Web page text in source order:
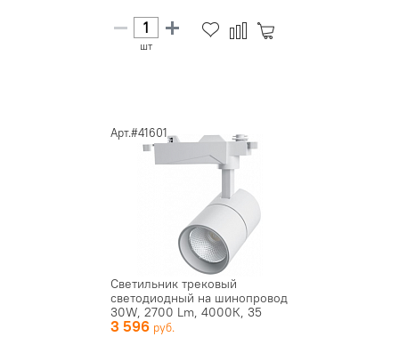
шт
Арт.#41601
Светильник трековый
светодиодный на шинопровод
30W, 2700 Lm, 4000К, 35
град...
3 596